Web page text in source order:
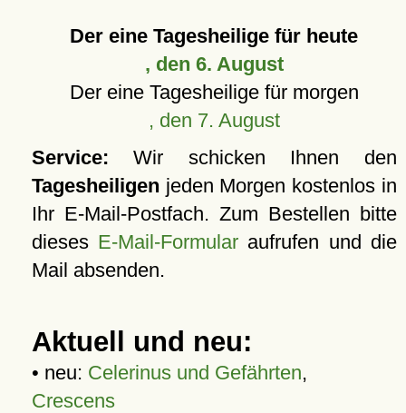
Der eine Tagesheilige für heute
, den 6. August
Der eine Tagesheilige für morgen
, den 7. August
Service: Wir schicken Ihnen den
Tagesheiligen jeden Morgen kostenlos in
Ihr E-Mail-Postfach. Zum Bestellen bitte
dieses E-Mail-Formular aufrufen und die
Mail absenden.
Aktuell und neu:
• neu: Celerinus und Gefährten,
Crescens